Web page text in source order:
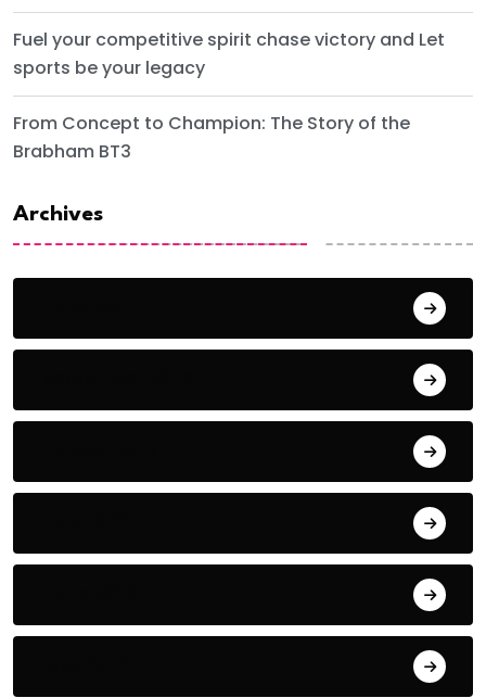
Fuel your competitive spirit chase victory and Let
sports be your legacy
From Concept to Champion: The Story of the
Brabham BT3
Archives